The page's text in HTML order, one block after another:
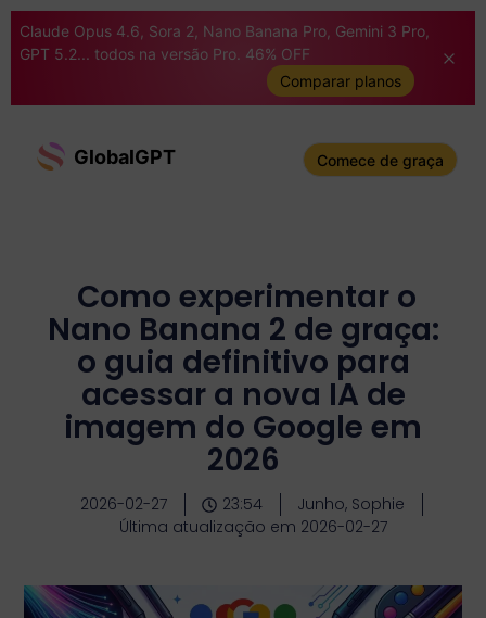
Claude Opus 4.6, Sora 2, Nano Banana Pro, Gemini 3 Pro,
GPT 5.2... todos na versão Pro. 46% OFF
Comparar planos
GlobalGPT Comece de graça
Como experimentar o
Nano Banana 2 de graça:
o guia definitivo para
acessar a nova IA de
imagem do Google em
2026
2026-02-27 23:54
Junho, Sophie
Última atualização em 2026-02-27